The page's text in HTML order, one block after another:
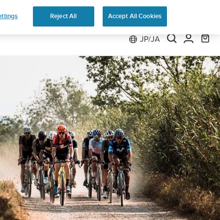
無料
JP/JA
Reject All Accept All Cookies